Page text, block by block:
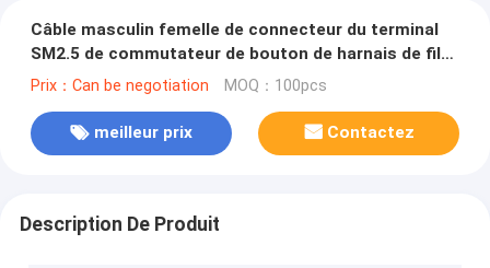
Câble masculin femelle de connecteur du terminal
SM2.5 de commutateur de bouton de harnais de fil
de JST SMR- 03VB
Prix：Can be negotiation MOQ：100pcs
meilleur prix Contactez
Description De Produit